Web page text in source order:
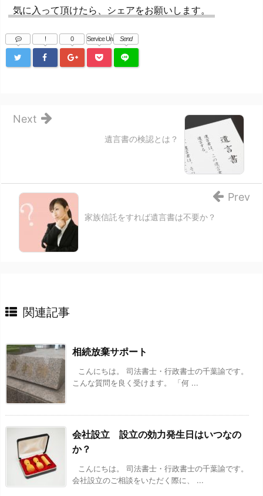
気に入って頂けたら、シェアをお願いします。
! 0 Service Una Send
遺言書の検認とは？
Next
家族信託をすれば遺言書は不要か？
Prev
関連記事
相続放棄サポート
こんにちは。 司法書士・行政書士の千葉諭です。
こんな質問を良く受けます。 「何 ...
会社設立 設立の効力発生日はいつなの
か？
こんにちは。 司法書士・行政書士の千葉諭です。
会社設立のご相談をいただく際に、 ...